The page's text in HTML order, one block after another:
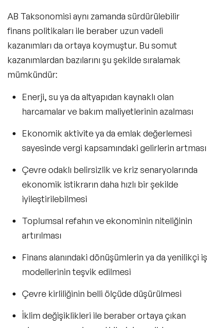
AB Taksonomisi aynı zamanda sürdürülebilir
finans politikaları ile beraber uzun vadeli
kazanımları da ortaya koymuştur. Bu somut
kazanımlardan bazılarını şu şekilde sıralamak
mümkündür:
Enerji, su ya da altyapıdan kaynaklı olan
harcamalar ve bakım maliyetlerinin azalması
Ekonomik aktivite ya da emlak değerlemesi
sayesinde vergi kapsamındaki gelirlerin artması
Çevre odaklı belirsizlik ve kriz senaryolarında
ekonomik istikrarın daha hızlı bir şekilde
iyileştirilebilmesi
Toplumsal refahın ve ekonominin niteliğinin
artırılması
Finans alanındaki dönüşümlerin ya da yenilikçi iş
modellerinin teşvik edilmesi
Çevre kirliliğinin belli ölçüde düşürülmesi
İklim değişiklikleri ile beraber ortaya çıkan